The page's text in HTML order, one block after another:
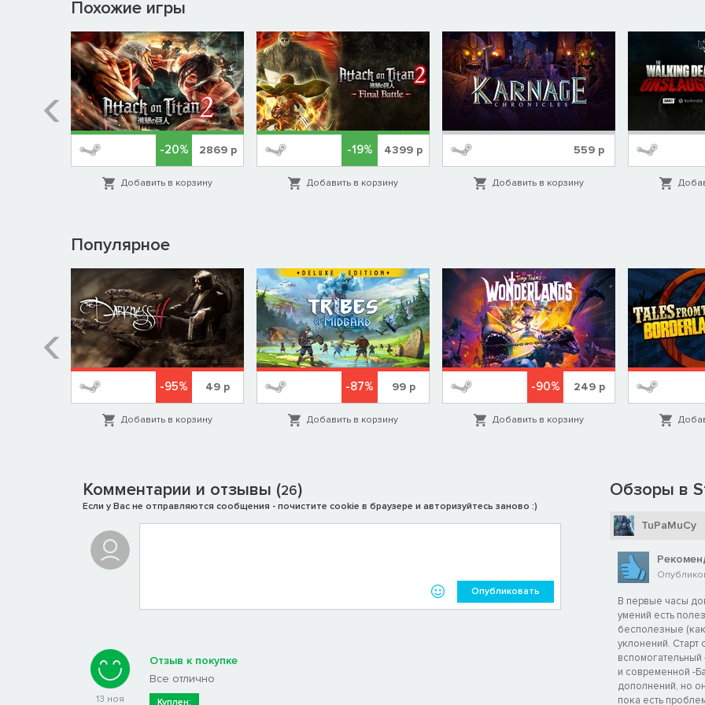
Похожие игры
-20% 2869р
Добавить в корзину
-19% 4399 р
Добавить в корзину
559 р
Добавить в корзину
Популярное
-95% 49 р
Добавить в корзину
-87% 99р
Добавить в корзину
-90% 249р
Добавить в корзину
Комментарии и отзывы (26)
Если у Вас не отправляются сообщения - почистите cookie в браузере и авторизуйтесь заново :)
Опубликовать
13 ноя
Отзыв к покупке
Все отлично
Куплен:
Обзоры в
TuPaMuCy
В первые часы
умений есть
бесполезные (как
уклонений. Старт
вспомогательный
и современной -
дополнений, но
пока есть